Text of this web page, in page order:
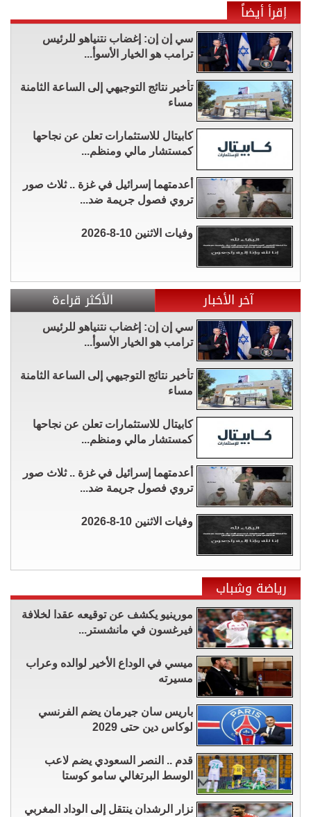
إقرأ أيضاً
سي إن إن: إغضاب نتنياهو للرئيس
ترامب هو الخيار الأسوأ...
تأخير نتائج التوجيهي إلى الساعة الثامنة
مساء
كابيتال للاستثمارات تعلن عن نجاحها
كمستشار مالي ومنظم...
أعدمتهما إسرائيل في غزة .. ثلاث صور
تروي فصول جريمة ضد...
وفيات الاثنين 10-8-2026
آخر الأخبار الأكثر قراءة
سي إن إن: إغضاب نتنياهو للرئيس
ترامب هو الخيار الأسوأ...
تأخير نتائج التوجيهي إلى الساعة الثامنة
مساء
كابيتال للاستثمارات تعلن عن نجاحها
كمستشار مالي ومنظم...
أعدمتهما إسرائيل في غزة .. ثلاث صور
تروي فصول جريمة ضد...
وفيات الاثنين 10-8-2026
رياضة وشباب
مورينيو يكشف عن توقيعه عقدا لخلافة
فيرغسون في مانشستر...
ميسي في الوداع الأخير لوالده وعراب
مسيرته
باريس سان جيرمان يضم الفرنسي
لوكاس دين حتى 2029
قدم .. النصر السعودي يضم لاعب
الوسط البرتغالي سامو كوستا
نزار الرشدان ينتقل إلى الوداد المغربي